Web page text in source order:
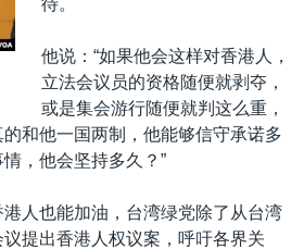
他说：“如果他会这样对香港人，
立法会议员的资格随便就剥夺，
或是集会游行随便就判这么重，
和他一国两制，他能够信守承诺多
，他会坚持多久？”
人也能加油，台湾绿党除了从台湾
提出香港人权议案，呼吁各界关